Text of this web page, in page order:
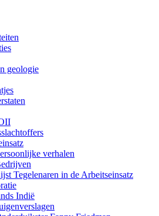
geologie
verhalen
Tegelenaren in de Arbeitseinsatz
Indië